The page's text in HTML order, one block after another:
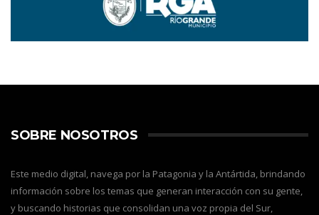
SOBRE NOSOTROS
Este medio digital, navega por la Patagonia y la Antártida, brindando
información sobre los temas que generan interacción con su gente,
y buscando historias que consolidan una voz propia del Sur,